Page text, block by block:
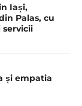
Iași,
Palas, cu
și empatia